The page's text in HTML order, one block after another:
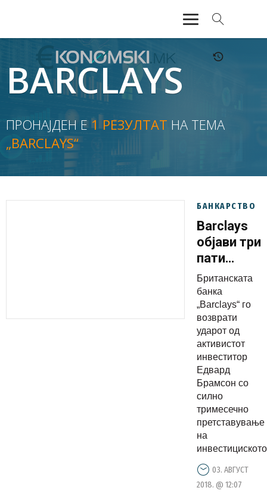
АКТУЕЛНО
ЕКОНОМИЈА
ФИНАНСИИ
БАНКАРСТВО
ЖИВОТ
BARCLAYS
ПРОНАЈДЕН Е1 РЕЗУЛТАТ НА ТЕМА
„BARCLAYS“
БАНКАРСТВО
Barclays
објави три
пати
повисок
профит за
кварталот
Британската
банка
„Barclays“ го
возврати
ударот од
активистот
инвеститор
Едвард
Брамсон со
силно
тримесечно
претставување
на
03. АВГУСТ
2018. @ 12:07